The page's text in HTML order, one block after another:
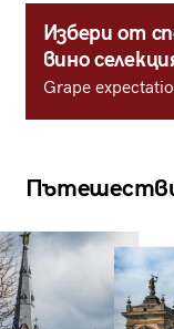
Избери от
вино
Grape